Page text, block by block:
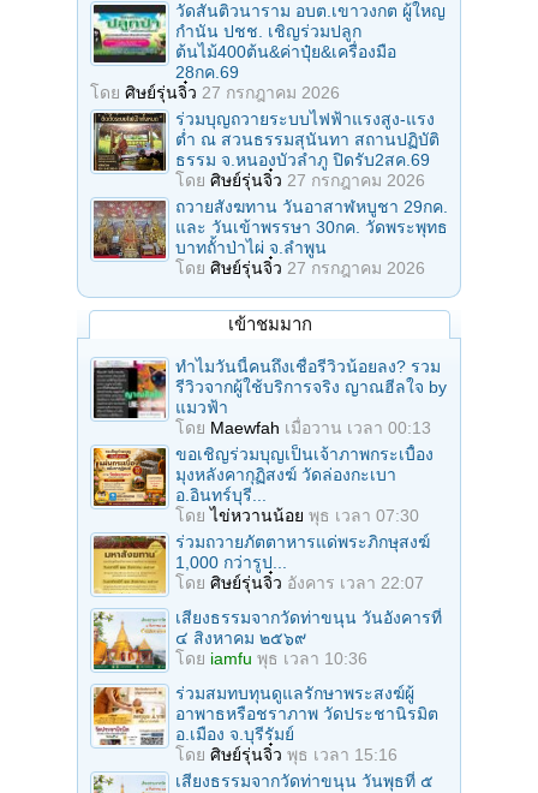
วัดสันติวนาราม อบต.เขาวงกต ผู้ใหญ
กํานัน ปชช. เชิญร่วมปลูก
ต้นไม้400ต้น&ค่าปุ๋ย&เครื่องมือ
28กค.69
โดย ศิษย์รุ่นจิ๋ว 27 กรกฎาคม 2026
ร่วมบุญถวายระบบไฟฟ้าแรงสูง-แรง
ต่ำ ณ สวนธรรมสุนันทา สถานปฏิบัติ
ธรรม จ.หนองบัวลำภู ปิดรับ2สค.69
โดย ศิษย์รุ่นจิ๋ว 27 กรกฎาคม 2026
ถวายสังฆทาน วันอาสาฬหบูชา 29กค.
และ วันเข้าพรรษา 30กค. วัดพระพุทธ
บาทถั้าป่าไผ่ จ.ลําพูน
โดย ศิษย์รุ่นจิ๋ว 27 กรกฎาคม 2026
เข้าชมมาก
ทำไมวันนี้คนถึงเชื่อรีวิวน้อยลง? รวม
รีวิวจากผู้ใช้บริการจริง ญาณฮีลใจ by
แมวฟ้า
โดย Maewfah เมื่อวาน เวลา 00:13
ขอเชิญร่วมบุญเป็นเจ้าภาพกระเบื้อง
มุงหลังคากุฏิสงฆ์ วัดล่องกะเบา
อ.อินทร์บุรี...
โดยไข่หวานน้อย พุธ เวลา 07:30
ร่วมถวายภัตตาหารแด่พระภิกษุสงฆ์
1,000 กว่ารูป...
โดย ศิษย์รุ่นจิ๋ว อังคาร เวลา 22:07
เสียงธรรมจากวัดท่าขนุน วันอังคารที่
๔ สิงหาคม ๒๕๖๙
โดย iamfu พุธ เวลา 10:36
ร่วมสมทบทุนดูแลรักษาพระสงฆ์ผู้
อาพาธหรือชราภาพ วัดประชานิรมิต
อ.เมือง จ.บุรีรัมย์
โดย ศิษย์รุ่นจิ๋ว พุธ เวลา 15:16
เสียงธรรมจากวัดท่าขนุน วันพุธที่ ๕